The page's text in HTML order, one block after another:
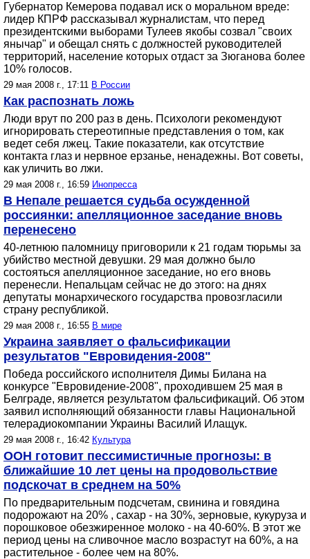
Губернатор Кемерова подавал иск о моральном вреде:
лидер КПРФ рассказывал журналистам, что перед
президентскими выборами Тулеев якобы созвал "своих
янычар" и обещал снять с должностей руководителей
территорий, население которых отдаст за Зюганова более
10% голосов.
29 мая 2008 г., 17:11 В России
Как распознать ложь
Люди врут по 200 раз в день. Психологи рекомендуют
игнорировать стереотипные представления о том, как
ведет себя лжец. Такие показатели, как отсутствие
контакта глаз и нервное ерзанье, ненадежны. Вот советы,
как уличить во лжи.
29 мая 2008 г., 16:59 Инопресса
В Непале решается судьба осужденной
россиянки: апелляционное заседание вновь
перенесено
40-летнюю паломницу приговорили к 21 годам тюрьмы за
убийство местной девушки. 29 мая должно было
состояться апелляционное заседание, но его вновь
перенесли. Непальцам сейчас не до этого: на днях
депутаты монархического государства провозгласили
страну республикой.
29 мая 2008 г., 16:55 В мире
Украина заявляет о фальсификации
результатов "Евровидения-2008"
Победа российского исполнителя Димы Билана на
конкурсе "Евровидение-2008", проходившем 25 мая в
Белграде, является результатом фальсификаций. Об этом
заявил исполняющий обязанности главы Национальной
телерадиокомпании Украины Василий Илащук.
29 мая 2008 г., 16:42 Культура
ООН готовит пессимистичные прогнозы: в
ближайшие 10 лет цены на продовольствие
подскочат в среднем на 50%
По предварительным подсчетам, свинина и говядина
подорожают на 20% , сахар - на 30%, зерновые, кукуруза и
порошковое обезжиренное молоко - на 40-60%. В этот же
период цены на сливочное масло возрастут на 60%, а на
растительное - более чем на 80%.